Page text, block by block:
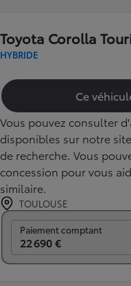
Toyota Corolla
HYBRIDE
Ce
Vous pouvez consulter
disponibles sur notre
de recherche. Vous
concession pour vous
similaire.
TOULOUSE
Paiement comptant
22 690 €